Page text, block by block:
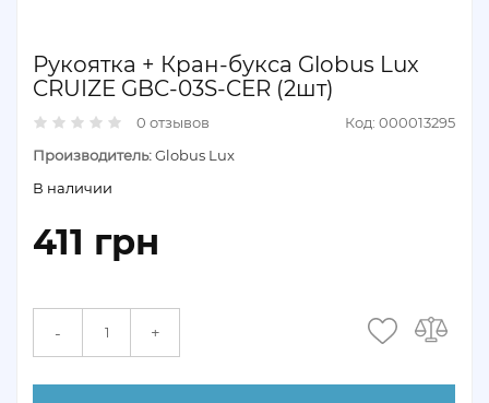
Рукоятка + Кран-букса Globus Lux
CRUIZE GBC-03S-CER (2шт)
0 отзывов
Код: 000013295
Производитель:Globus Lux
В наличии
411 грн
- +